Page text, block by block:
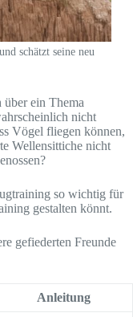
schätzt seine neu
ein Thema
nicht
Vögel fliegen können,
Wellensittiche nicht
so wichtig für
gestalten könnt.
gefiederten Freunde
Anleitung